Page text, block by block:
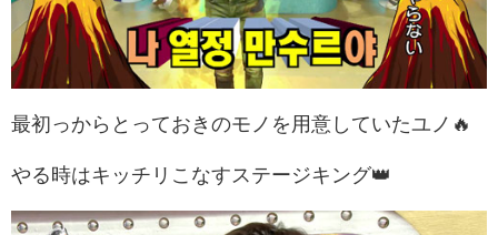
最初っからとっておきのモノを用意していたユノ🔥
やる時はキッチリこなすステージキング👑